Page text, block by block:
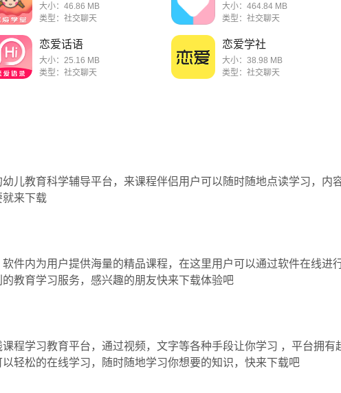
大小：46.86 MB
类型：社交聊天
大小：464.84 MB
类型：社交聊天
恋爱话语
大小：25.16 MB
类型：社交聊天
恋爱学社
大小：38.98 MB
类型：社交聊天
儿教育科学辅导平台，来课程伴侣用户可以随时随地点读学习，内
就来下载
件内为用户提供海量的精品课程，在这里用户可以通过软件在线进
教育学习服务，感兴趣的朋友快来下载体验吧
课程学习教育平台，通过视频，文字等各种手段让你学习 ，平台拥有
轻松的在线学习，随时随地学习你想要的知识，快来下载吧